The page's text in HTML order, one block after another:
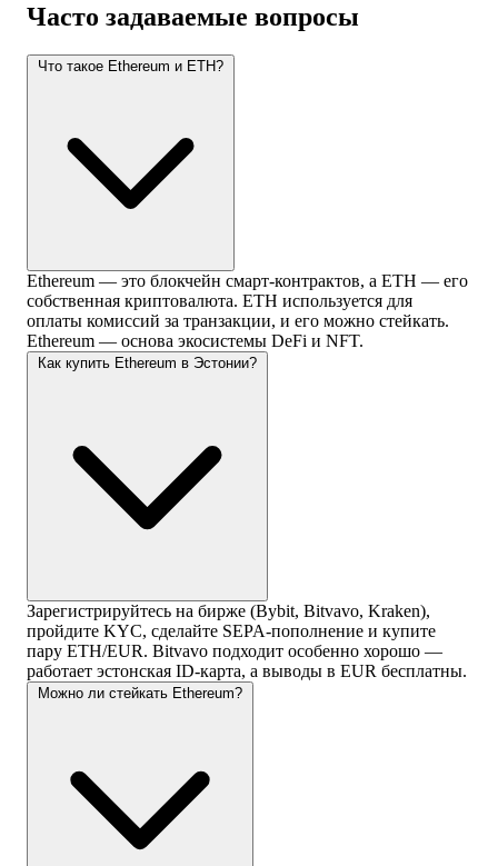
Часто задаваемые вопросы
Что такое Ethereum и ETH?
Ethereum — это блокчейн смарт-контрактов, а ETH — его
собственная криптовалюта. ETH используется для
оплаты комиссий за транзакции, и его можно стейкать.
Ethereum — основа экосистемы DeFi и NFT.
Как купить Ethereum в Эстонии?
Зарегистрируйтесь на бирже (Bybit, Bitvavo, Kraken),
пройдите KYC, сделайте SEPA-пополнение и купите
пару ETH/EUR. Bitvavo подходит особенно хорошо —
работает эстонская ID-карта, а выводы в EUR бесплатны.
Можно ли стейкать Ethereum?